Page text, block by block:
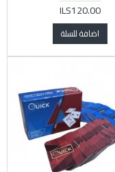
ILS120.00
اضافة للسلة